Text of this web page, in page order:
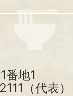
番地1
（代表）